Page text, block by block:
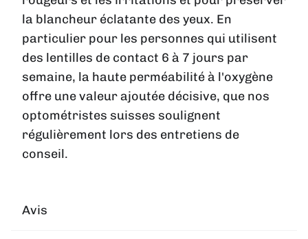
la blancheur éclatante des yeux. En
particulier pour les personnes qui utilisent
des lentilles de contact 6 à 7 jours par
semaine, la haute perméabilité à l'oxygène
offre une valeur ajoutée décisive, que nos
optométristes suisses soulignent
régulièrement lors des entretiens de
conseil.
Avis